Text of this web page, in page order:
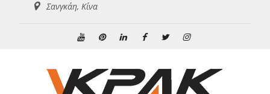
Σανγκάη, Κίνα